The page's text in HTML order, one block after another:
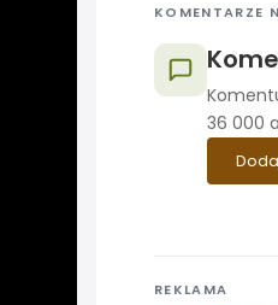
KOMENTARZE
36 000
REKLAMA